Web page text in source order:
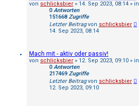
von schlicksbier » 14. Sep 2023, 08:14 » in
0Antworten
151668 Zugriffe
Letzter Beitragvon schlicksbier
14. Sep 2023, 08:14
Mach mit - aktiv oder passiv!
von schlicksbier » 12. Sep 2023, 09:10 » in
0Antworten
217469 Zugriffe
Letzter Beitragvon schlicksbier
12. Sep 2023, 09:10